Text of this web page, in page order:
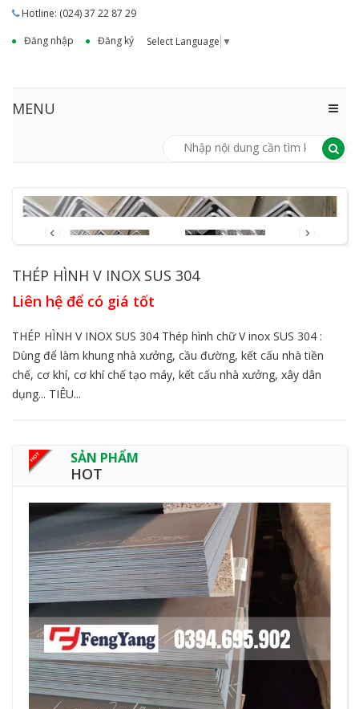
Hotline: (024) 37 22 87 29
Đăng nhập
Đăng ký Select Language ▼
MENU
THÉP HÌNH V INOX SUS 304
Liên hệ để có giá tốt
THÉP HÌNH V INOX SUS 304 Thép hình chữ V inox SUS 304 :
Dùng để làm khung nhà xưởng, cầu đường, kết cấu nhà tiền
chế, cơ khí, cơ khí chế tạo máy, kết cấu nhà xưởng, xây dân
dụng... TIÊU...
SẢN PHẨM
HOT